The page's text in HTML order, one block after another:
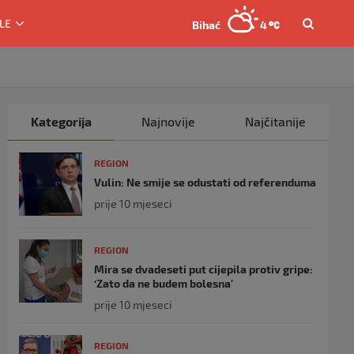
Bihać 4
Kategorija Najnovije Najčitanije
REGION
Vulin: Ne smije se odustati od referenduma
prije 10 mjeseci
REGION
Mira se dvadeseti put cijepila protiv gripe:
‘Zato da ne budem bolesna’
prije 10 mjeseci
REGION